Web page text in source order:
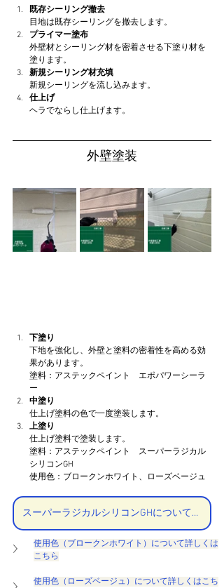
既存シーリング撤去
目地は既存シーリングを撤去します。
プライマー塗布
外壁材とシーリング材を密着させる下塗り材を
塗ります。
新規シーリング材充填
新規シーリングを流し込みます。
仕上げ
ヘラでならし仕上げます。
外壁塗装
下塗り
下地を強化し、外壁と塗料の密着性を高める効
果があります。
塗料：アステックペイント　エポパワーシーラ
ー
中塗り
仕上げ塗料の色で一度塗装します。
上塗り
仕上げ塗料で塗装します。
塗料：アステックペイント　スーパーラジカル
シリコンGH
使用色：ブロークンホワイト、ローズベージュ
スーパーラジカルシリコンGHについて詳しくはこちら
使用色（ブロークンホワイト）について詳しくは
こちら
使用色（ローズベージュ）について詳しくはこち